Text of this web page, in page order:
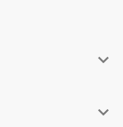

